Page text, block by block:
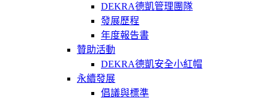
DEKRA德凱管理團隊
發展歷程
年度報告書
贊助活動
DEKRA德凱安全小紅帽
永續發展
倡議與標準